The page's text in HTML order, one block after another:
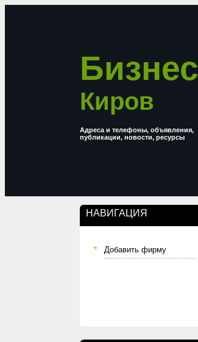
Бизнес
Киров
Адреса и телефоны, объявления,
публикации, новости, ресурсы
НАВИГАЦИЯ
Добавить фирму